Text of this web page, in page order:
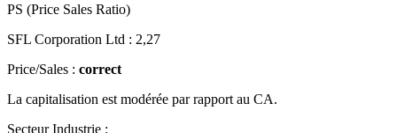
PS (Price Sales Ratio)
SFL Corporation Ltd : 2,27
Price/Sales : correct
La capitalisation est modérée par rapport au CA.
Secteur Industrie :